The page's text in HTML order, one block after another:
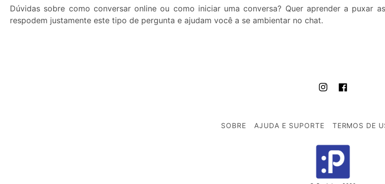
Dúvidas sobre como conversar online ou como iniciar uma conversa? Quer aprender a puxar
respodem justamente este tipo de pergunta e ajudam você a se ambientar no chat.
SOBRE AJUDA E SUPORTE TERMOS DE